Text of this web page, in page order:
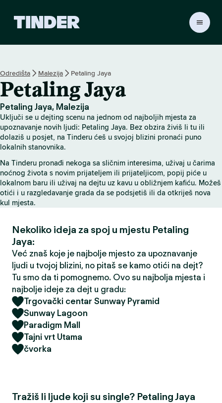
r
a
s
l
o
v
c
a
Odredišta Malezija Petaling Jaya
Petaling Jaya
Petaling Jaya, Malezija
Uključi se u dejting scenu na jednom od najboljih mjesta za
upoznavanje novih ljudi: Petaling Jaya. Bez obzira živiš li tu ili
dolaziš u posjet, na Tinderu ćeš u svojoj blizini pronaći puno
lokalnih stanovnika.
Na Tinderu pronađi nekoga sa sličnim interesima, uživaj u čarima
noćnog života s novim prijateljem ili prijateljicom, popij piće u
lokalnom baru ili uživaj na dejtu uz kavu u obližnjem kafiću. Možeš
otići i u razgledavanje grada da se podsjetiš ili da otkriješ nova
kul mjesta.
Nekoliko ideja za spoj u mjestu Petaling
Jaya:
Već znaš koje je najbolje mjesto za upoznavanje
ljudi u tvojoj blizini, no pitaš se kamo otići na dejt?
Tu smo da ti pomognemo. Ovo su najbolja mjesta i
najbolje ideje za dejt u gradu:
Trgovački centar Sunway Pyramid
Sunway Lagoon
Paradigm Mall
Tajni vrt Utama
čvorka
Tražiš li ljude koji su single? Petaling Jaya